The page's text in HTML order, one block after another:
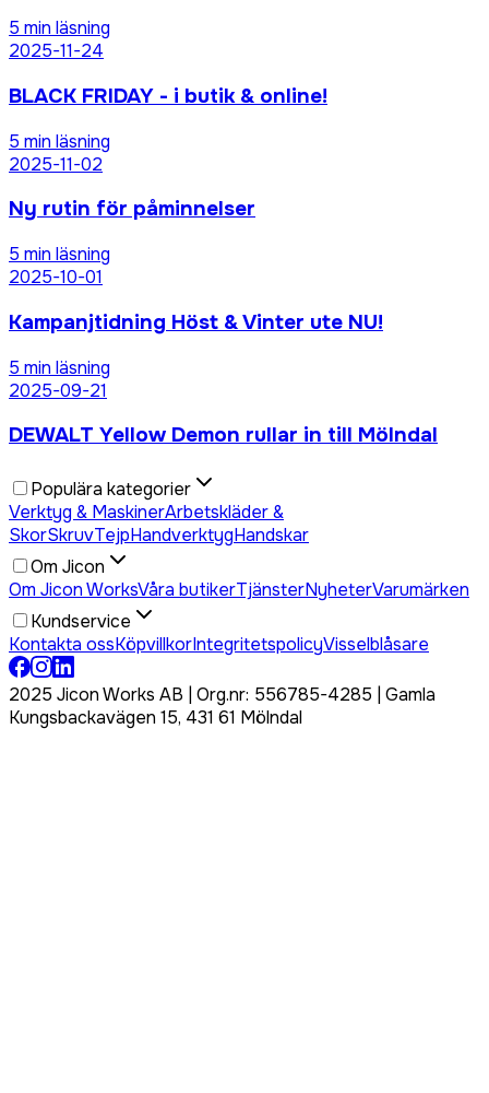
5 min läsning
2025-11-24
BLACK FRIDAY - i butik & online!
5 min läsning
2025-11-02
Ny rutin för påminnelser
5 min läsning
2025-10-01
Kampanjtidning Höst & Vinter ute NU!
5 min läsning
2025-09-21
DEWALT Yellow Demon rullar in till Mölndal
Populära kategorier
Verktyg & MaskinerArbetskläder &
SkorSkruvTejpHandverktygHandskar
Om Jicon
Om Jicon WorksVåra butikerTjänsterNyheterVarumärken
Kundservice
Kontakta ossKöpvillkorIntegritetspolicyVisselblåsare
2025 Jicon Works AB | Org.nr: 556785-4285 | Gamla
Kungsbackavägen 15, 431 61 Mölndal